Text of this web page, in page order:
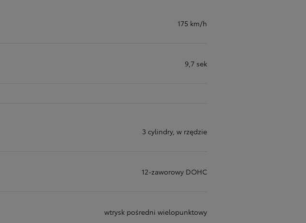
175 km/h
9,7 sek
3 cylindry, w rzędzie
12-zaworowy DOHC
wtrysk pośredni wielopunktowy